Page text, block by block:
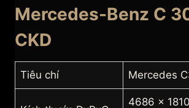
Mercedes-Benz C
CKD
Tiêu chí Mercedes
4686 x